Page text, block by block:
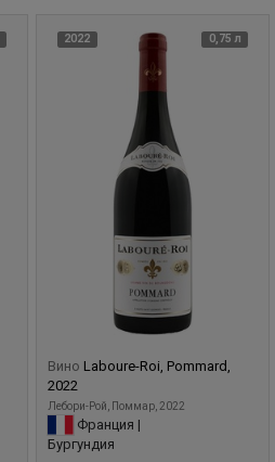
2022 0,75 л
Вино Laboure-Roi, Pommard,
2022
Лебори-Рой, Поммар, 2022
Франция |
Бургундия